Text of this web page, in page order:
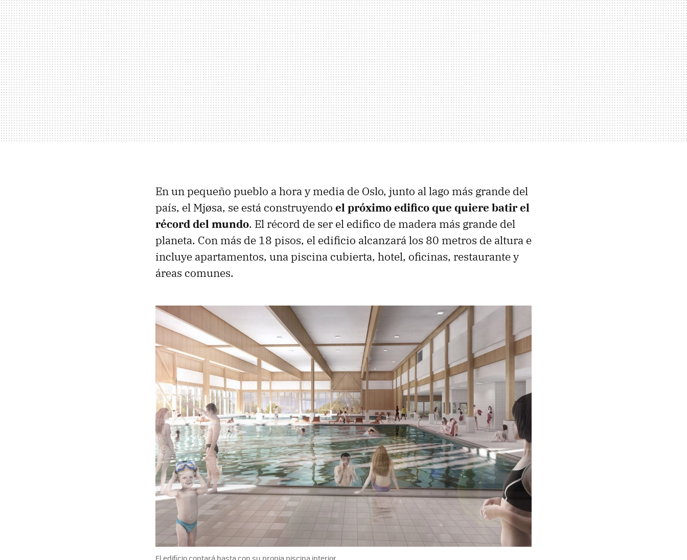
En un pequeño pueblo a hora y media de Oslo, junto al lago más grande del
país, el Mjøsa, se está construyendo el próximo edifico que quiere batir el
récord del mundo. El récord de ser el edifico de madera más grande del
planeta. Con más de 18 pisos, el edificio alcanzará los 80 metros de altura e
incluye apartamentos, una piscina cubierta, hotel, oficinas, restaurante y
áreas comunes.
El edificio contará hasta con su propia piscina interior.